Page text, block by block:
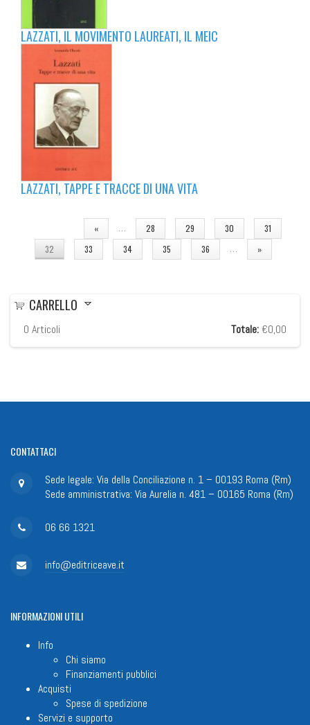
LAZZATI, IL MOVIMENTO LAUREATI, IL MEIC
LAZZATI, TAPPE E TRACCE DI UNA VITA
« … 28 29 30
31
32
33 34 35 36 … »
CARRELLO
0 Articoli Totale: €0,00
CONTATTACI
Sede legale: Via della Conciliazione n. 1 – 00193 Roma (Rm)
Sede amministrativa: Via Aurelia n. 481 – 00165 Roma (Rm)
06 66 1321
info@editriceave.it
INFORMAZIONIUTILI
Info
Chi siamo
Finanziamenti pubblici
Acquisti
Spese di spedizione
Servizi e supporto